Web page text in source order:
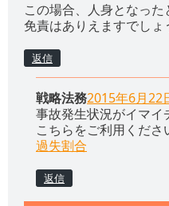
この場合、人身となった
免責はありえますでしょ
返信
戦略法務2015年6月22
事故発生状況がイマイ
こちらをご利用くださ
過失割合
返信